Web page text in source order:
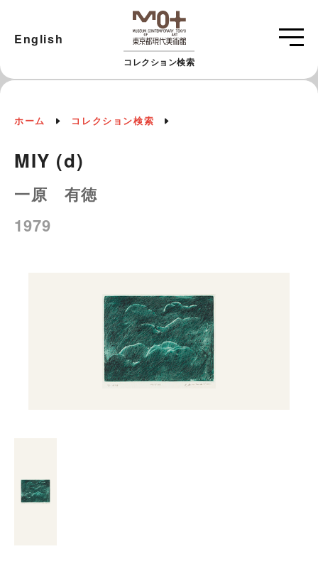
コレクション検索
English
ホーム コレクション検索
MIY (d)
一原 有徳
1979